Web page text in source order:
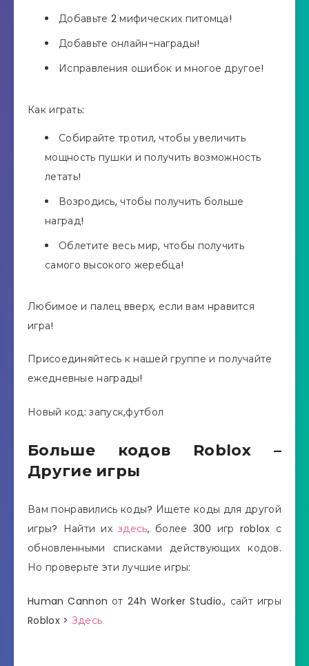
Добавьте 2 мифических питомца!
Добавьте онлайн-награды!
Исправления ошибок и многое другое!
Как играть:
Собирайте тротил, чтобы увеличить
мощность пушки и получить возможность
летать!
Возродись, чтобы получить больше
наград!
Облетите весь мир, чтобы получить
самого высокого жеребца!
Любимое и палец вверх, если вам нравится
игра!
Присоединяйтесь к нашей группе и получайте
ежедневные награды!
Новый код: запуск,футбол
Больше кодов Roblox –
Другие игры
Вам понравились коды? Ищете коды для другой
игры? Найти ихздесь, более 300 игр roblox с
обновленными списками действующих кодов.
Но проверьте эти лучшие игры:
Human Cannon от 24h Worker Studio., сайт игры
Roblox > Здесь